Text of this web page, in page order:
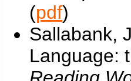
(pdf)
Sallabank,
Language: